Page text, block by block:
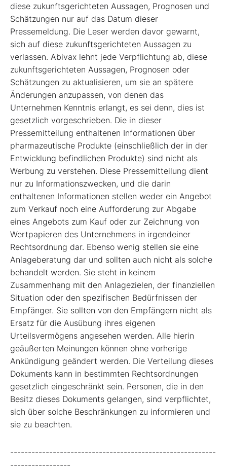
diese zukunftsgerichteten Aussagen, Prognosen und
Schätzungen nur auf das Datum dieser
Pressemeldung. Die Leser werden davor gewarnt,
sich auf diese zukunftsgerichteten Aussagen zu
verlassen. Abivax lehnt jede Verpflichtung ab, diese
zukunftsgerichteten Aussagen, Prognosen oder
Schätzungen zu aktualisieren, um sie an spätere
Änderungen anzupassen, von denen das
Unternehmen Kenntnis erlangt, es sei denn, dies ist
gesetzlich vorgeschrieben. Die in dieser
Pressemitteilung enthaltenen Informationen über
pharmazeutische Produkte (einschließlich der in der
Entwicklung befindlichen Produkte) sind nicht als
Werbung zu verstehen. Diese Pressemitteilung dient
nur zu Informationszwecken, und die darin
enthaltenen Informationen stellen weder ein Angebot
zum Verkauf noch eine Aufforderung zur Abgabe
eines Angebots zum Kauf oder zur Zeichnung von
Wertpapieren des Unternehmens in irgendeiner
Rechtsordnung dar. Ebenso wenig stellen sie eine
Anlageberatung dar und sollten auch nicht als solche
behandelt werden. Sie steht in keinem
Zusammenhang mit den Anlagezielen, der finanziellen
Situation oder den spezifischen Bedürfnissen der
Empfänger. Sie sollten von den Empfängern nicht als
Ersatz für die Ausübung ihres eigenen
Urteilsvermögens angesehen werden. Alle hierin
geäußerten Meinungen können ohne vorherige
Ankündigung geändert werden. Die Verteilung dieses
Dokuments kann in bestimmten Rechtsordnungen
gesetzlich eingeschränkt sein. Personen, die in den
Besitz dieses Dokuments gelangen, sind verpflichtet,
sich über solche Beschränkungen zu informieren und
sie zu beachten.
----------------------------------------------------------
-----------------